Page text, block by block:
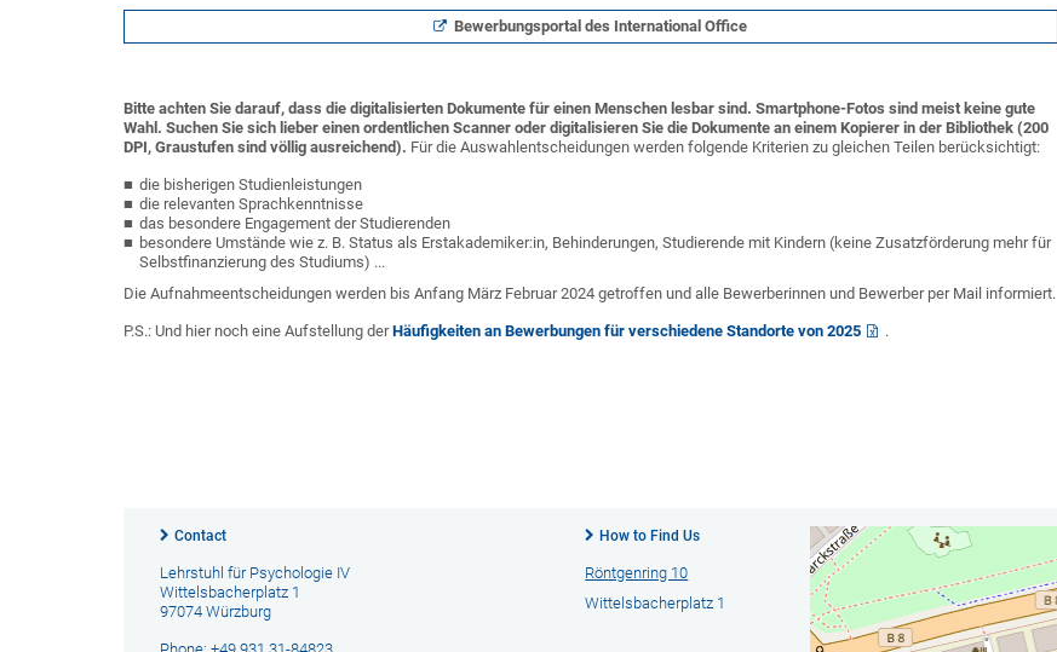
Bewerbungsportal des International Office
Bitte achten Sie darauf, dass die digitalisierten Dokumente für einen Menschen lesbar sind. Smartphone-Fotos sind meist keine gute
Wahl. Suchen Sie sich lieber einen ordentlichen Scanner oder digitalisieren Sie die Dokumente an einem Kopierer in der Bibliothek (200
DPI, Graustufen sind völlig ausreichend). Für die Auswahlentscheidungen werden folgende Kriterien zu gleichen Teilen berücksichtigt:
die bisherigen Studienleistungen
die relevanten Sprachkenntnisse
das besondere Engagement der Studierenden
besondere Umstände wie z. B. Status als Erstakademiker:in, Behinderungen, Studierende mit Kindern (keine Zusatzförderung mehr für
Selbstfinanzierung des Studiums) ...
Die Aufnahmeentscheidungen werden bis Anfang März Februar 2024 getroffen und alle Bewerberinnen und Bewerber per Mail informiert.
P.S.: Und hier noch eine Aufstellung derHäufigkeiten an Bewerbungen für verschiedene Standorte von 2025 .
Contact
Lehrstuhl für Psychologie IV
Wittelsbacherplatz 1
97074 Würzburg
How to Find Us
Röntgenring 10
Wittelsbacherplatz 1